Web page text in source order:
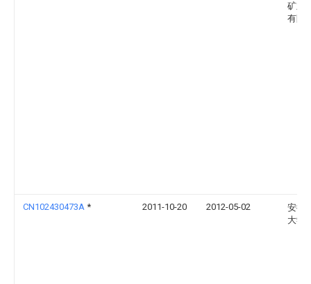
矿业
有限
CN102430473A * 2011-10-20 2012-05-02
安徽
大学